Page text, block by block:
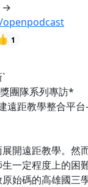
→
1
團隊系列專訪*
遠距教學整合平
開遠距教學。然
一定程度上的困
始碼的高雄國三